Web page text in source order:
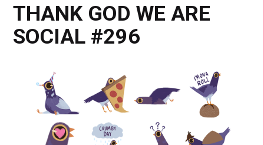
THANK GOD WE ARE
SOCIAL #296